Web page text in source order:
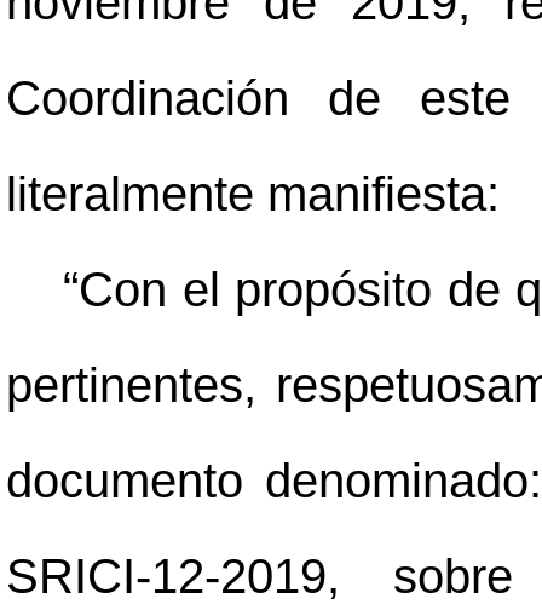
Coordinación de
literalmente manifiesta:
“Con el propósito de
pertinentes,
documento
SRICI-12-2019,